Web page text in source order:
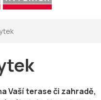
Vaší terase či zahradě,